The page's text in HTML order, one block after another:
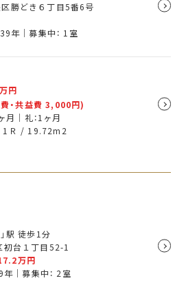
勝どき６丁目5番6号
年｜募集中： 1 室
万円
・共益費 3,000円)
月｜礼：1ヶ月
1Ｒ / 19.72m 2
駅 徒歩1分
初台１丁目52-1
万円
｜募集中： 2 室